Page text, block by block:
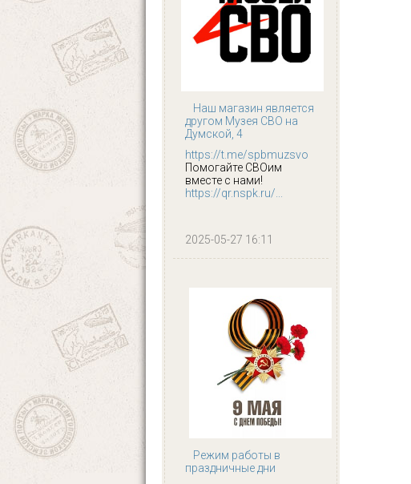
Наш магазин является
другом Музея СВО на
Думской, 4
https://t.me/spbmuzsvo
Помогайте СВОим
вместе с нами!
https://qr.nspk.ru/...
2025-05-27 16:11
Режим работы в
праздничные дни